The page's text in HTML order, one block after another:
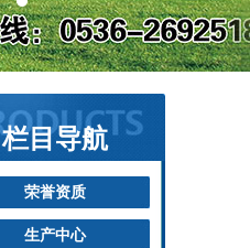
栏目导航
荣誉资质
生产中心